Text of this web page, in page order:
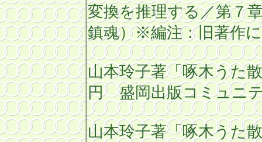
変換を推理する／第７
鎮魂）※編注：旧著作
山本玲子著「啄木うた
円 盛岡出版コミュニ
山本玲子著「啄木うた